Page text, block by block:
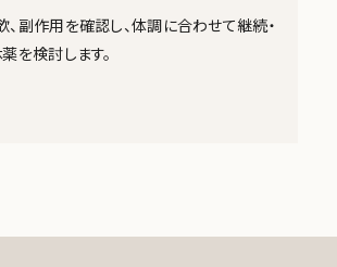
、副作用を確認し、体調に合わせて継続・
を検討します。